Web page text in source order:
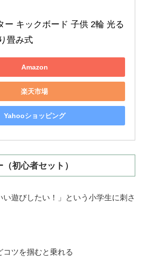
ー キックボード 子供 2輪 光る
畳み式
Amazon
楽天市場
Yahooショッピング
初心者セット）
い遊びしたい！」という小学生に刺さ
ツを掴むと乗れる